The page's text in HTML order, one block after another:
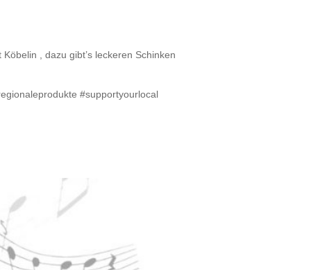
, dazu gibt’s leckeren Schinken
#supportyourlocal